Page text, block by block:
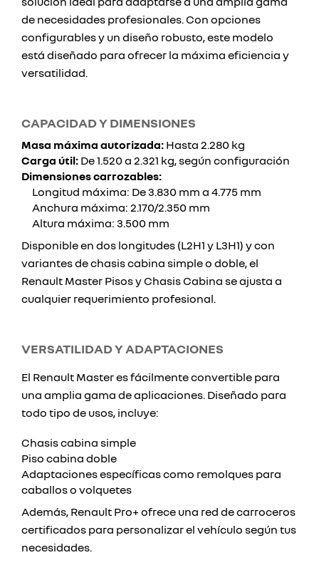
de necesidades profesionales. Con opciones
configurables y un diseño robusto, este modelo
está diseñado para ofrecer la máxima eficiencia y
versatilidad.
CAPACIDAD Y DIMENSIONES
Masa máxima autorizada: Hasta 2.280 kg
Carga útil: De 1.520 a 2.321 kg, según configuración
Dimensiones carrozables:
Longitud máxima: De 3.830 mm a 4.775 mm
Anchura máxima: 2.170/2.350 mm
Altura máxima: 3.500 mm
Disponible en dos longitudes (L2H1 y L3H1) y con
variantes de chasis cabina simple o doble, el
Renault Master Pisos y Chasis Cabina se ajusta a
cualquier requerimiento profesional.
VERSATILIDAD Y ADAPTACIONES
El Renault Master es fácilmente convertible para
una amplia gama de aplicaciones. Diseñado para
todo tipo de usos, incluye:
Chasis cabina simple
Piso cabina doble
Adaptaciones específicas como remolques para
caballos o volquetes
Además, Renault Pro+ ofrece una red de carroceros
certificados para personalizar el vehículo según tus
necesidades.